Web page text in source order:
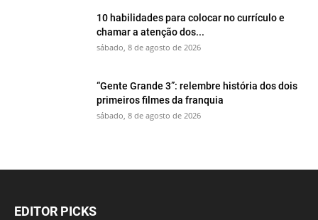
10 habilidades para colocar no currículo e
chamar a atenção dos...
sábado, 8 de agosto de 2026
“Gente Grande 3”: relembre história dos dois
primeiros filmes da franquia
sábado, 8 de agosto de 2026
EDITOR PICKS